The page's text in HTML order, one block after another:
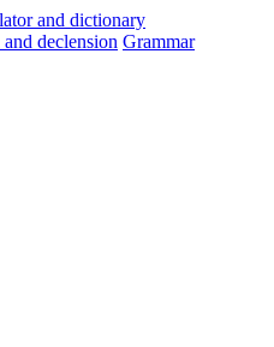
and declension Grammar